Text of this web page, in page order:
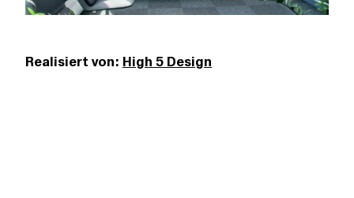
Realisiert von: High 5 Design